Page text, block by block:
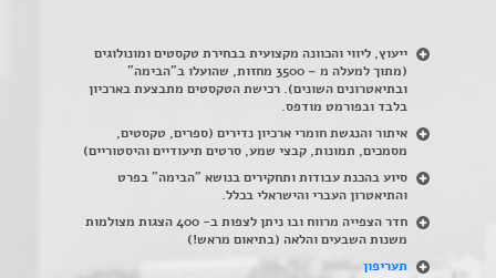
ייעוץ, ליווי והכוונה מקצועית בבחירת טקסטים ומונולוגים
(מתוך למעלה מ – 3500 מחזות, שהועלו ב"הבימה"
ובתיאטרונים השונים). רכישת הטקסטים מתבצעת בארכיון
בלבד ובפורמט מודפס.
איתור והנגשת חומרי ארכיון נדירים (ספרים, טקסטים,
מסמכים, תמונות, קבצי שמע, סרטים תיעודיים והיסטוריים)
סיוע בהכנת עבודות ותחקירים בנושא "הבימה" בפרט
והתיאטרון העברי והישראלי בכלל.
חדר הצפייה מרווח ובו ניתן לצפות ב- 400 הצגות מצולמות
משנות השבעים והלאה (בתיאום מראש!)
תעריפון